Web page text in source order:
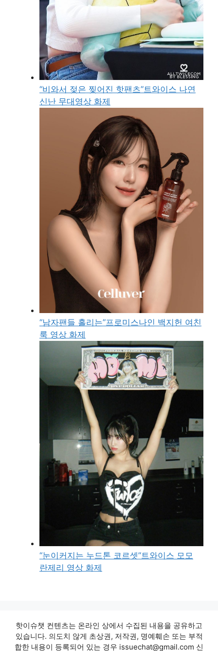
“비와서 젖은 찢어진 핫팬츠”트와이스 나연
신난 무대영상 화제
“남자팬들 홀리는”프로미스나인 백지헌 여친
룩 영상 화제
“눈이커지는 누드톤 코르셋”트와이스 모모
란제리 영상 화제
핫이슈챗 컨텐츠는 온라인 상에서 수집된 내용을 공유하고
있습니다. 의도치 않게 초상권, 저작권, 명예훼손 또는 부적
합한 내용이 등록되어 있는 경우 issuechat@gmail.com 신